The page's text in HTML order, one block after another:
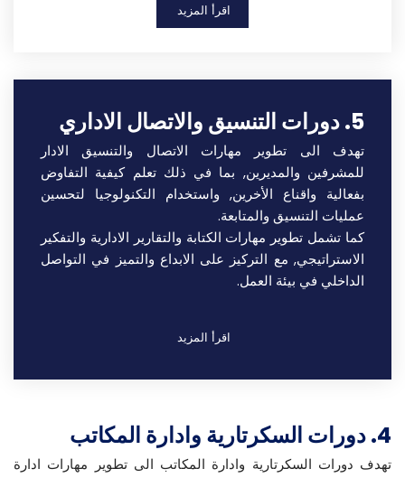
اقرأ المزيد
5. دورات التنسيق والاتصال الاداري
تهدف الى تطوير مهارات الاتصال والتنسيق الادار
للمشرفين والمديرين, بما في ذلك تعلم كيفية التفاوض
بفعالية واقناع الأخرين, واستخدام التكنولوجيا لتحسين
عمليات التنسيق والمتابعة.
كما تشمل تطوير مهارات الكتابة والتقارير الادارية والتفكير
الاستراتيجي, مع التركيز على الابداع والتميز في التواصل
الداخلي في بيئة العمل.
اقرأ المزيد
4. دورات السكرتارية وادارة المكاتب
تهدف دورات السكرتارية وادارة المكاتب الى تطوير مهارات ادارة